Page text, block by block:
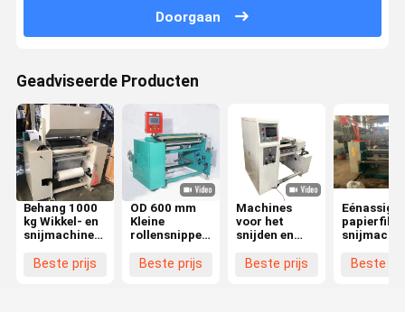
Doorgaan
Geadviseerde Producten
Behang 1000
kg Wikkel- en
snijmachine
Roll Thermal
Beste prijs
OD 600 mm
Kleine
rollensnipper
Rewinding
Beste prijs
Machines
voor het
snijden en
met hoge
Beste prijs
Eénassige
rewinder
Beste